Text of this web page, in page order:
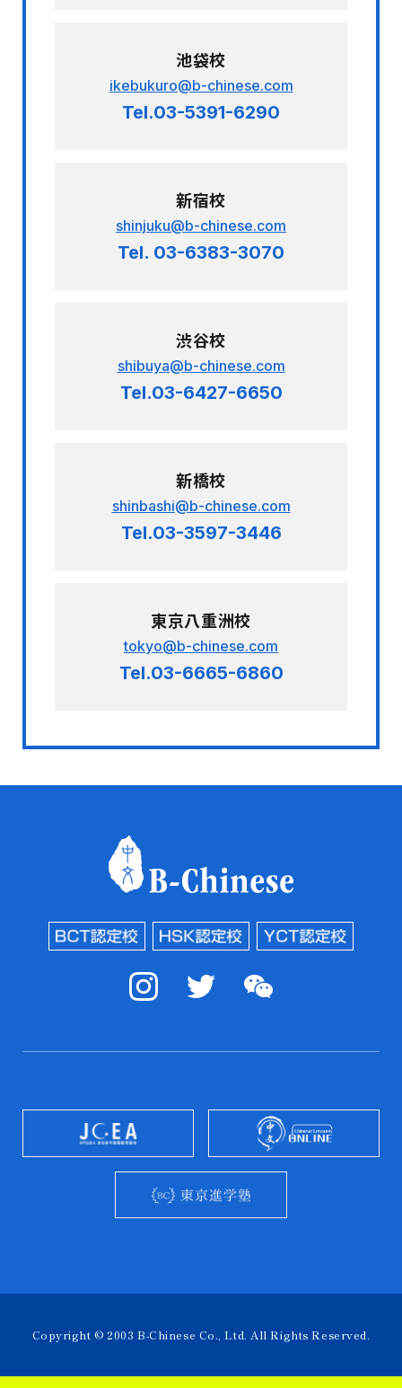
池袋校
ikebukuro@b-chinese.com
Tel.03-5391-6290
新宿校
shinjuku@b-chinese.com
Tel. 03-6383-3070
渋谷校
shibuya@b-chinese.com
Tel.03-6427-6650
新橋校
shinbashi@b-chinese.com
Tel.03-3597-3446
東京八重洲校
tokyo@b-chinese.com
Tel.03-6665-6860
Copyright © 2003 B-Chinese Co., Ltd. All Rights Reserved.